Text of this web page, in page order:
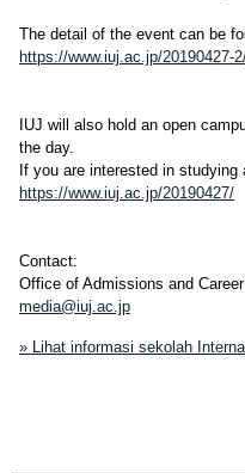
The detail of the event can be
https://www.iuj.ac.jp/20190427-
IUJ will also hold an open
the day.
If you are interested in
https://www.iuj.ac.jp/20190427/
Contact:
Office of Admissions and
media@iuj.ac.jp
» Lihat informasi sekolah